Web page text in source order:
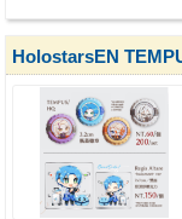
HolostarsEN